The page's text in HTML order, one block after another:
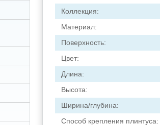
Коллекция:
Материал:
Поверхность:
Цвет:
Длина:
Высота:
Ширина/глубина:
Способ крепления плинтуса: